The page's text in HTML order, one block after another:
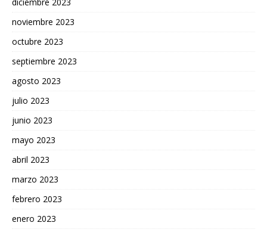
diciembre 2023
noviembre 2023
octubre 2023
septiembre 2023
agosto 2023
julio 2023
junio 2023
mayo 2023
abril 2023
marzo 2023
febrero 2023
enero 2023